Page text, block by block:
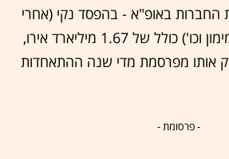
החברות באופ"א - בהפסד נקי (אחרי
מסים, פחת, הוצאות מימון וכו') כולל של 1.67 מיליארד אירו,
אותו מפרסמת מדי שנה ההתאחדות
- פרסומת -